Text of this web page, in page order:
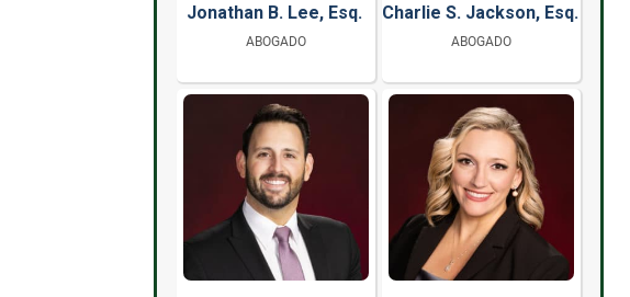
Jonathan B. Lee, Esq.
ABOGADO
Charlie S. Jackson, Esq.
ABOGADO